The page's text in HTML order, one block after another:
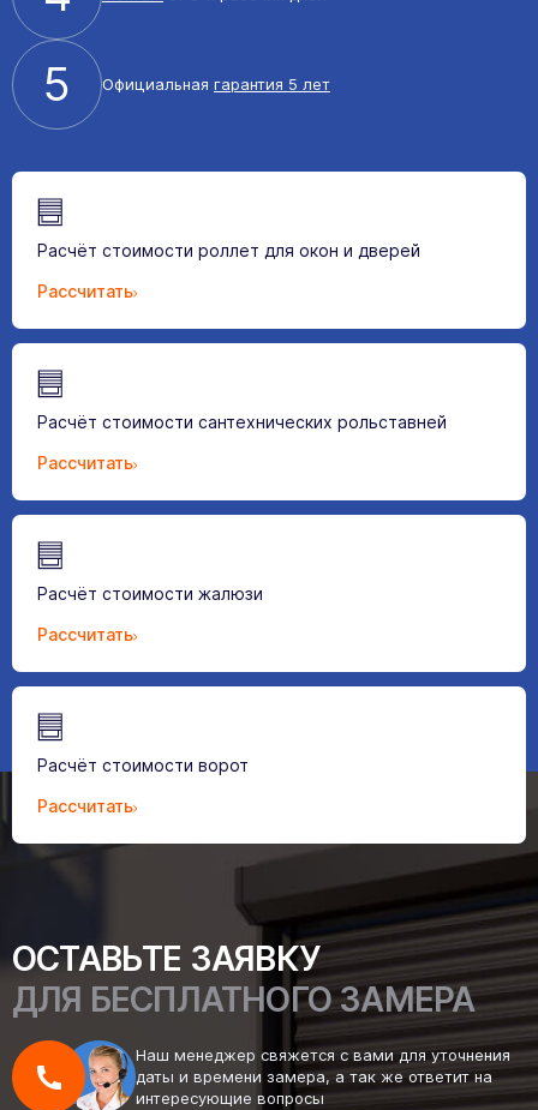
5 Официальная гарантия 5 лет
Расчёт стоимости роллет для окон и дверей
Рассчитать
Расчёт стоимости сантехнических рольставней
Рассчитать
Расчёт стоимости жалюзи
Рассчитать
Расчёт стоимости ворот
Рассчитать
ОСТАВЬТЕ ЗАЯВКУ
ДЛЯ БЕСПЛАТНОГО ЗАМЕРА
Наш менеджер свяжется с вами для уточнения
даты и времени замера, а так же ответит на
интересующие вопросы